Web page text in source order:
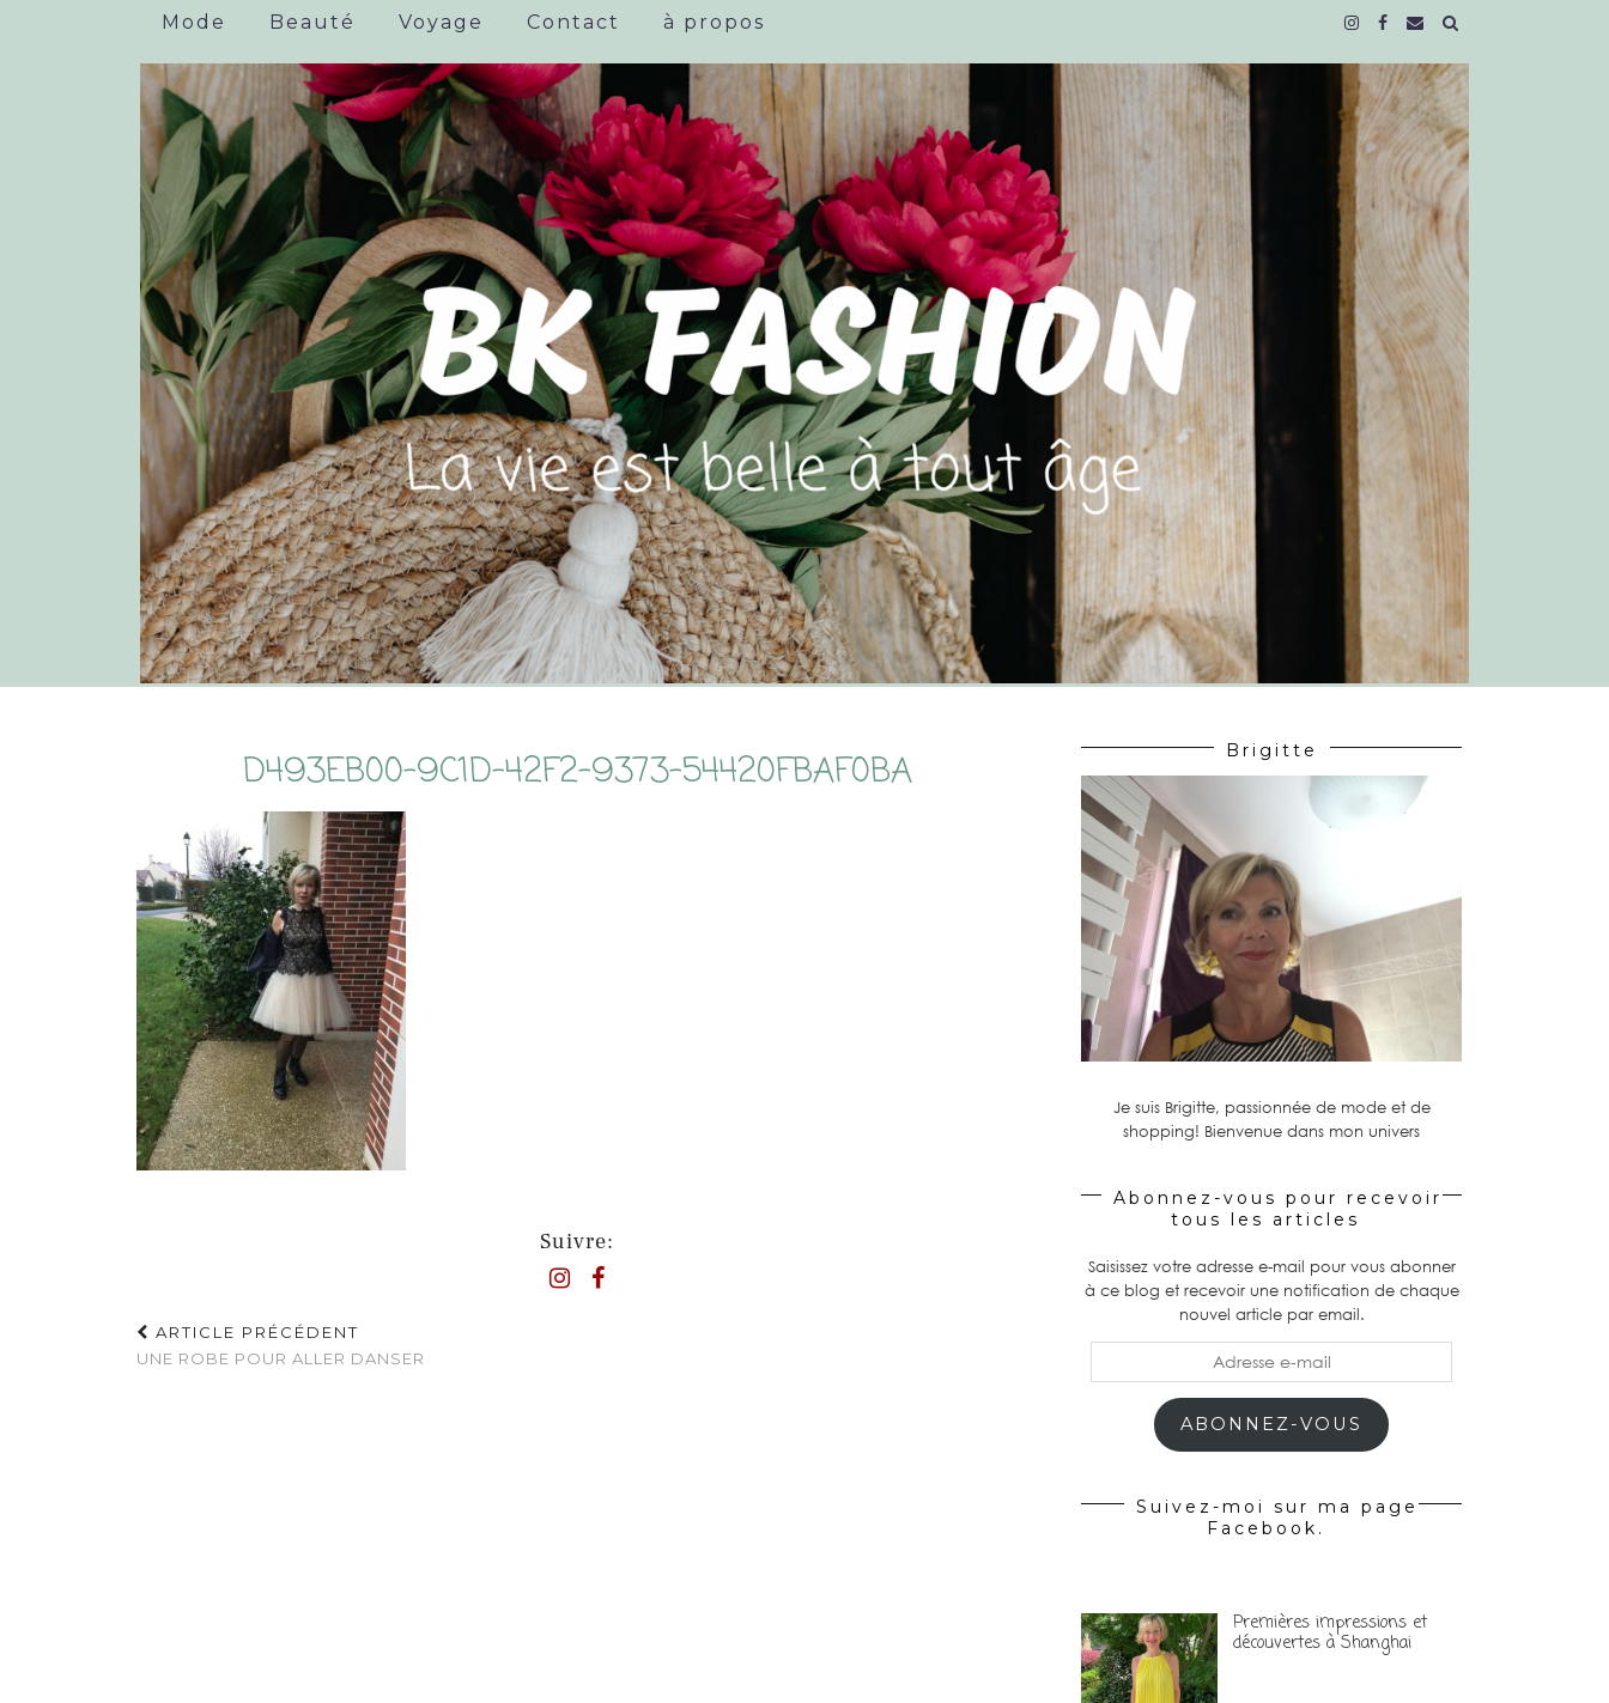
Mode Beauté Voyage Contact à propos
D493EB00-9C1D-42F2-9373-54420FBAF0BA
Suivre:
ARTICLE PRÉCÉDENT
UNE ROBE POUR ALLER DANSER
Brigitte
Je suis Brigitte, passionnée de mode et de
shopping! Bienvenue dans mon univers
Abonnez-vous pour recevoir
tous les articles
Saisissez votre adresse e-mail pour vous abonner
à ce blog et recevoir une notification de chaque
nouvel article par email.
ABONNEZ-VOUS
Suivez-moi sur ma page
Facebook.
Premières impressions et
découvertes à Shanghai